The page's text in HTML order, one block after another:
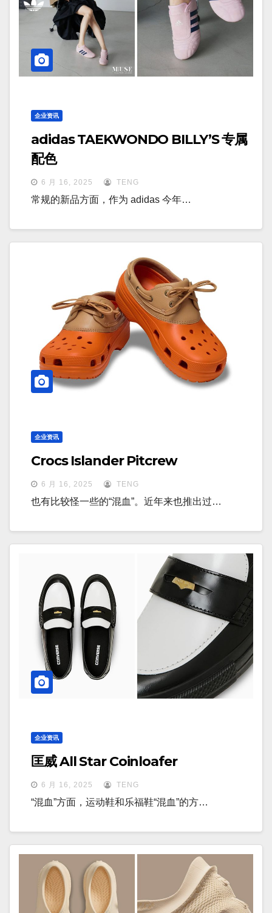
企业资讯
adidas TAEKWONDO BILLY’S 专属
配色
6 月 16, 2025 TENG
常规的新品方面，作为 adidas 今年…
企业资讯
Crocs Islander Pitcrew
6 月 16, 2025 TENG
也有比较怪一些的“混血”。近年来也推出过…
企业资讯
匡威 All Star Coinloafer
6 月 16, 2025 TENG
“混血”方面，运动鞋和乐福鞋“混血”的方…